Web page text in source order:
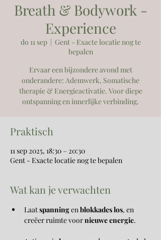
Breath & Bodywork -
Experience
do 11 sep
  |
Gent - Exacte locatie nog te
bepalen
Ervaar een bijzondere avond met
onderandere: Ademwerk, Somatische
therapie & Energieactivatie. Voor diepe
ontspanning en innerlijke verbinding.
Praktisch
11 sep 2025, 18:30 – 20:30
Gent - Exacte locatie nog te bepalen
Wat kan je verwachten
Laat spanning en blokkades los, en
creëer ruimte voor nieuwe energie.